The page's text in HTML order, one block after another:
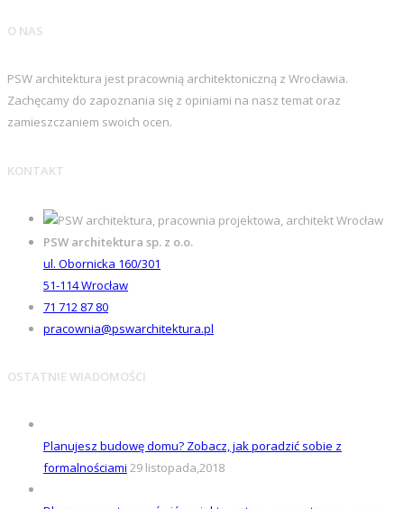
O NAS
PSW architektura jest pracownią architektoniczną z Wrocławia.
Zachęcamy do zapoznania się z opiniami na nasz temat oraz
zamieszczaniem swoich ocen.
KONTAKT
PSW architektura sp. z o.o.
ul. Obornicka 160/301
51-114Wrocław
71 712 87 80
pracownia@pswarchitektura.pl
OSTATNIE WIADOMOŚCI
Planujesz budowę domu? Zobacz, jak poradzić sobie z
formalnościami 29 listopada,2018